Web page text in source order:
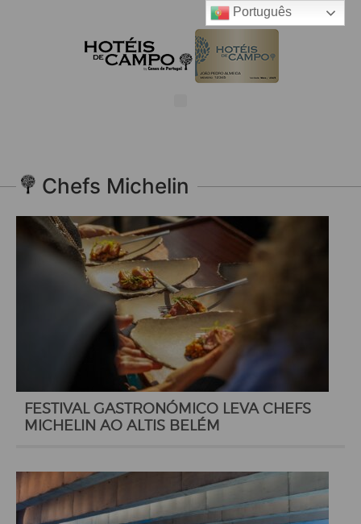
Chefs Michelin
FESTIVAL GASTRONÓMICO LEVA CHEFS
MICHELIN AO ALTIS BELÉM
Português